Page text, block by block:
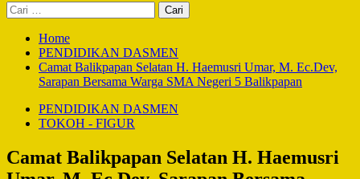
Cari
untuk:
Home
PENDIDIKAN DASMEN
Camat Balikpapan Selatan H. Haemusri Umar, M. Ec.Dev,
Sarapan Bersama Warga SMA Negeri 5 Balikpapan
PENDIDIKAN DASMEN
TOKOH - FIGUR
Camat Balikpapan Selatan H. Haemusri